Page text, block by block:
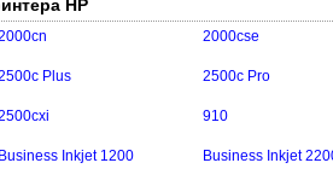
HP
2000cse
Plus 2500c Pro
910
Business Inkjet 1200 Business Inkjet